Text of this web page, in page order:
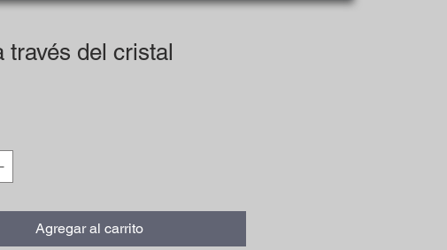
través del cristal
Agregar al carrito